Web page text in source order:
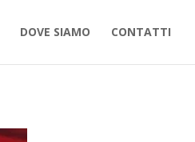
DOVE SIAMO CONTATTI